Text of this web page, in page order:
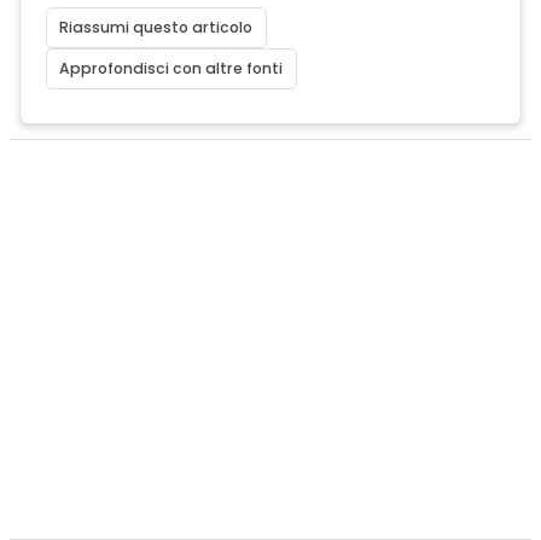
Riassumi questo articolo
Approfondisci con altre fonti